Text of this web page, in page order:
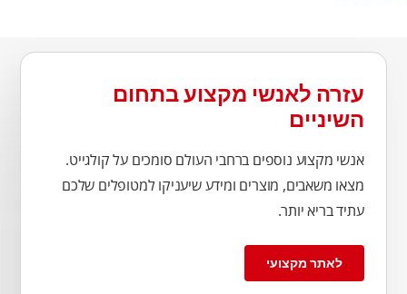
עזרה לאנשי מקצוע בתחום
השיניים
אנשי מקצוע נוספים ברחבי העולם סומכים על קולגייט.
מצאו משאבים, מוצרים ומידע שיעניקו למטופלים שלכם
עתיד בריא יותר.
לאתר מקצועי